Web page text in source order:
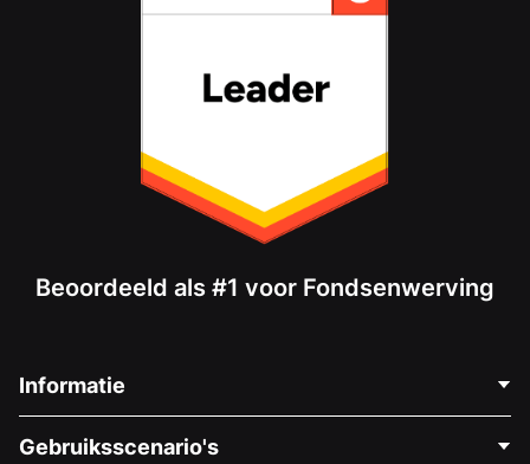
Beoordeeld als #1 voor Fondsenwerving
Informatie
Gebruiksscenario's